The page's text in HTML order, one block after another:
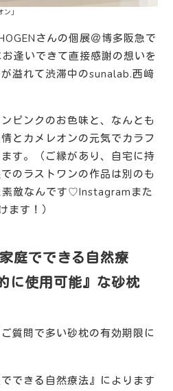
」
さんの個展＠博多阪急で
逢いできて直接感謝の想いを
溢れて渋滞中のsunalab.西﨑
ピンクのお色味と、なんとも
とカメレオンの元気でカラフ
す。（ご縁があり、自宅に持
のラストワンの作品は別のも
敵なんです♡Instagramまた
ます！）
庭でできる自然療
に使用可能』 な砂枕
質問で多い砂枕の有効期限に
できる自然療法』によります